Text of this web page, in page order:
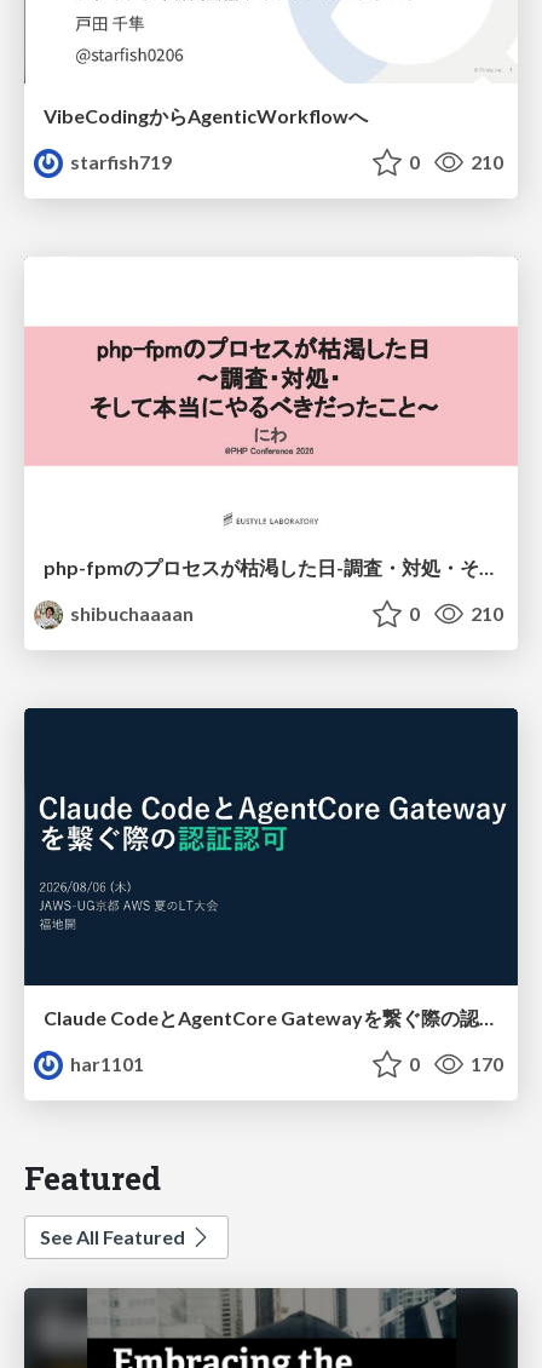
VibeCodingからAgenticWorkflowへ
starfish719
0 210
shibuchaaaan
0 210
Claude CodeとAgentCore Gatewayを繋ぐ際の認証認可 / Authentication and authorization when connecting Claude Code with AgentCore Gateway
har1101
0 170
Featured
See All Featured